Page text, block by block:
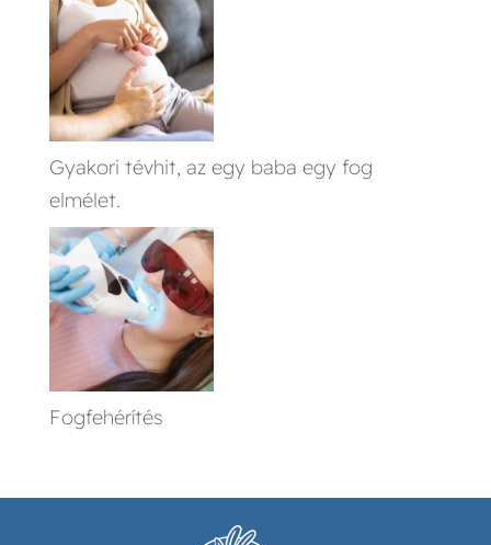
Gyakori tévhit, az egy baba egy fog
elmélet.
Fogfehérítés